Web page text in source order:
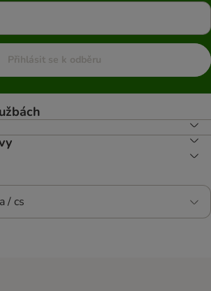
Přihlásit se k odběru
/ cs